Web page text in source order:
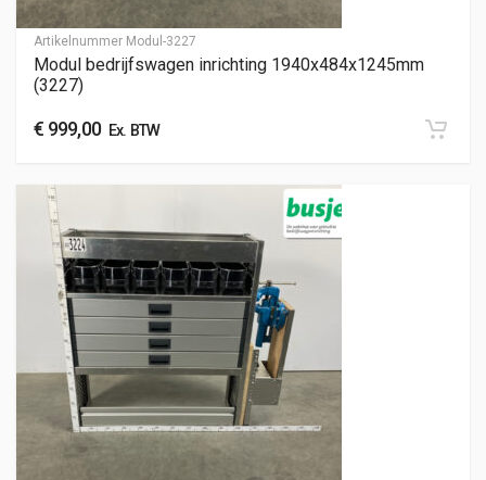
Artikelnummer Modul-3227
Modul bedrijfswagen inrichting 1940x484x1245mm
(3227)
€ 999,00Ex. BTW